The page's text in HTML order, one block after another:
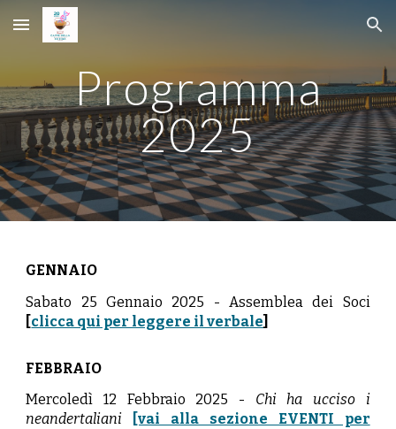
Skip to main content Skip to navigation
Programma
2025
GENNAIO
Sabato 25 Gennaio 2025 - Assemblea dei Soci
[clicca qui per leggere il verbale]
FEBBRAIO
Mercoledì 12 Febbraio 2025 - Chi ha ucciso i
neandertaliani
[vai alla sezione EVENTI per